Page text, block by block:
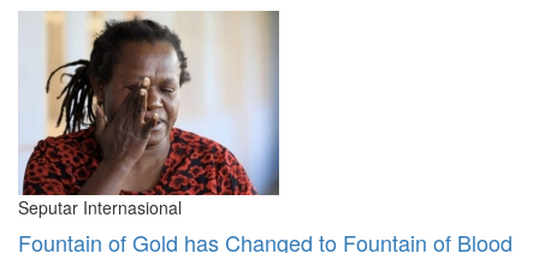
Seputar Internasional
Fountain of Gold has Changed to Fountain of Blood